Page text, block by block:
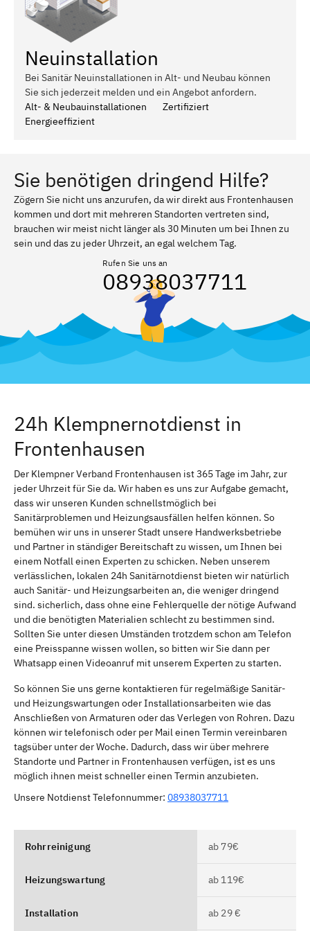
Neuinstallation
Bei Sanitär Neuinstallationen in Alt- und Neubau können
Sie sich jederzeit melden und ein Angebot anfordern.
Alt- & Neubauinstallationen
Zertifiziert
Energieeffizient
Sie benötigen dringend Hilfe?
Zögern Sie nicht uns anzurufen, da wir direkt aus Frontenhausen
kommen und dort mit mehreren Standorten vertreten sind,
brauchen wir meist nicht länger als 30 Minuten um bei Ihnen zu
sein und das zu jeder Uhrzeit, an egal welchem Tag.
Rufen Sie uns an
08938037711
24h Klempnernotdienst in
Frontenhausen
Der Klempner Verband Frontenhausen ist 365 Tage im Jahr, zur
jeder Uhrzeit für Sie da. Wir haben es uns zur Aufgabe gemacht,
dass wir unseren Kunden schnellstmöglich bei
Sanitärproblemen und Heizungsausfällen helfen können. So
bemühen wir uns in unserer Stadt unsere Handwerksbetriebe
und Partner in ständiger Bereitschaft zu wissen, um Ihnen bei
einem Notfall einen Experten zu schicken. Neben unserem
verlässlichen, lokalen 24h Sanitärnotdienst bieten wir natürlich
auch Sanitär- und Heizungsarbeiten an, die weniger dringend
sind. sicherlich, dass ohne eine Fehlerquelle der nötige Aufwand
und die benötigten Materialien schlecht zu bestimmen sind.
Sollten Sie unter diesen Umständen trotzdem schon am Telefon
eine Preisspanne wissen wollen, so bitten wir Sie dann per
Whatsapp einen Videoanruf mit unserem Experten zu starten.
So können Sie uns gerne kontaktieren für regelmäßige Sanitär-
und Heizungswartungen oder Installationsarbeiten wie das
Anschließen von Armaturen oder das Verlegen von Rohren. Dazu
können wir telefonisch oder per Mail einen Termin vereinbaren
tagsüber unter der Woche. Dadurch, dass wir über mehrere
Standorte und Partner in Frontenhausen verfügen, ist es uns
möglich ihnen meist schneller einen Termin anzubieten.
Unsere Notdienst Telefonnummer: 08938037711
Rohrreinigung ab 79€
Heizungswartung ab 119€
Installation ab 29 €